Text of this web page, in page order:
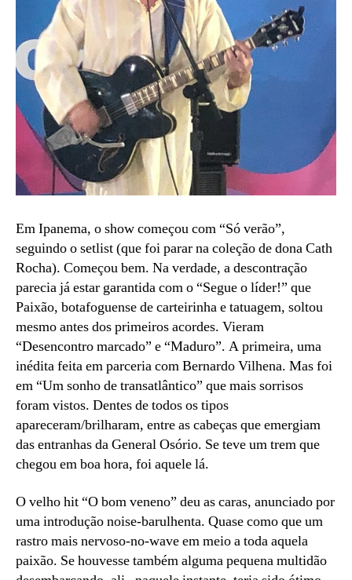
Em Ipanema, o show começou com “Só verão”,
seguindo o setlist (que foi parar na coleção de dona Cath
Rocha). Começou bem. Na verdade, a descontração
parecia já estar garantida com o “Segue o líder!” que
Paixão, botafoguense de carteirinha e tatuagem, soltou
mesmo antes dos primeiros acordes. Vieram
“Desencontro marcado” e “Maduro”. A primeira, uma
inédita feita em parceria com Bernardo Vilhena. Mas foi
em “Um sonho de transatlântico” que mais sorrisos
foram vistos. Dentes de todos os tipos
apareceram/brilharam, entre as cabeças que emergiam
das entranhas da General Osório. Se teve um trem que
chegou em boa hora, foi aquele lá.
O velho hit “O bom veneno” deu as caras, anunciado por
uma introdução noise-barulhenta. Quase como que um
rastro mais nervoso-no-wave em meio a toda aquela
paixão. Se houvesse também alguma pequena multidão